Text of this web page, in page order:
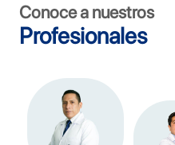
Conoce a nuestros
Profesionales